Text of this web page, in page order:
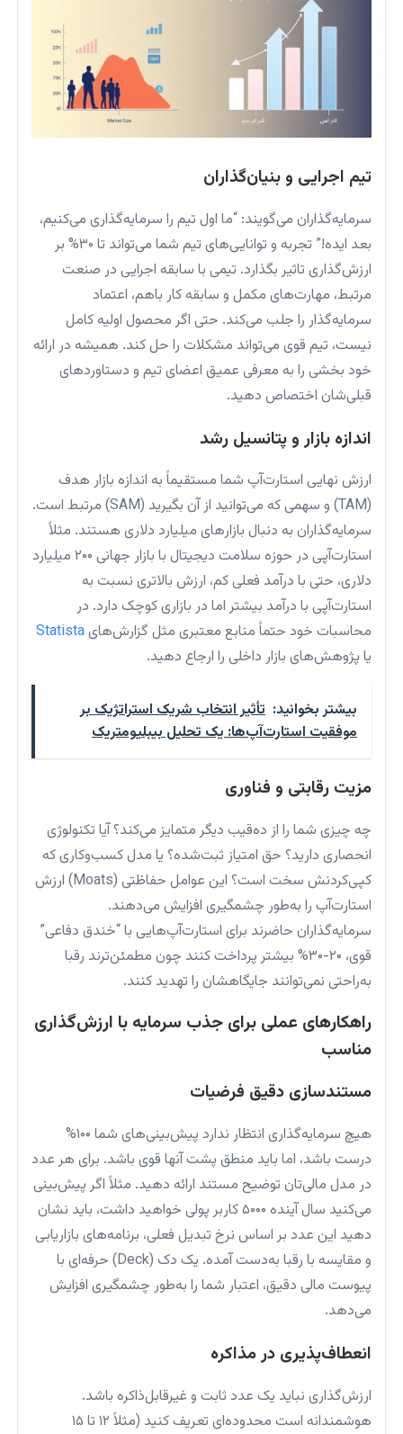
تیم اجرایی و بنیان‌گذاران
سرمایه‌گذاران می‌گویند: “ما اول تیم را سرمایه‌گذاری می‌کنیم،
بعد ایده!” تجربه و توانایی‌های تیم شما می‌تواند تا ۳۰% بر
ارزش‌گذاری تاثیر بگذارد. تیمی با سابقه اجرایی در صنعت
مرتبط، مهارت‌های مکمل و سابقه کار با‌هم، اعتماد
سرمایه‌گذار را جلب می‌کند. حتی اگر محصول اولیه کامل
نیست، تیم قوی می‌تواند مشکلات را حل کند. همیشه در ارائه
خود بخشی را به معرفی عمیق اعضای تیم و دستاوردهای
قبلی‌شان اختصاص دهید.
اندازه بازار و پتانسیل رشد
ارزش نهایی استارت‌آپ شما مستقیماً به اندازه بازار هدف
(TAM) و سهمی که می‌توانید از آن بگیرید (SAM) مرتبط است.
سرمایه‌گذاران به دنبال بازارهای میلیارد دلاری هستند. مثلاً
استارت‌آپی در حوزه سلامت دیجیتال با بازار جهانی ۲۰۰ میلیارد
دلاری، حتی با درآمد فعلی کم، ارزش بالاتری نسبت به
استارت‌آپی با درآمد بیشتر اما در بازاری کوچک دارد. در
محاسبات خود حتماً منابع معتبری مثل گزارش‌هایStatista
یا پژوهش‌های بازار داخلی را ارجاع دهید.
بیشتر بخوانید: تأثیر انتخاب شریک استراتژیک بر
موفقیت استارت‌آپ‌ها: یک تحلیل بیبلیومتریک
مزیت رقابتی و فناوری
چه چیزی شما را از ده‌قیب دیگر متمایز می‌کند؟ آیا تکنولوژی
انحصاری دارید؟ حق امتیاز ثبت‌شده؟ یا مدل کسب‌وکاری که
کپی‌کردنش سخت است؟ این عوامل حفاظتی (Moats) ارزش
استارت‌آپ را به‌طور چشمگیری افزایش می‌دهند.
سرمایه‌گذاران حاضرند برای استارت‌آپ‌هایی با “خندق دفاعی”
قوی، ۲۰-۳۰% بیشتر پرداخت کنند چون مطمئن‌ترند رقبا
به‌راحتی نمی‌توانند جایگاهشان را تهدید کنند.
راهکارهای عملی برای جذب سرمایه با ارزش‌گذاری
مناسب
مستندسازی دقیق فرضیات
هیچ سرمایه‌گذاری انتظار ندارد پیش‌بینی‌های شما ۱۰۰%
درست باشد، اما باید منطق پشت آنها قوی باشد. برای هر عدد
در مدل مالی‌تان توضیح مستند ارائه دهید. مثلاً اگر پیش‌بینی
می‌کنید سال آینده ۵۰۰۰ کاربر پولی خواهید داشت، باید نشان
دهید این عدد بر اساس نرخ تبدیل فعلی، برنامه‌های بازاریابی
و مقایسه با رقبا به‌دست آمده. یک دک (Deck) حرفه‌ای با
پیوست مالی دقیق، اعتبار شما را به‌طور چشمگیری افزایش
می‌دهد.
انعطاف‌پذیری در مذاکره
ارزش‌گذاری نباید یک عدد ثابت و غیرقابل‌ذاکره باشد.
هوشمندانه است محدوده‌ای تعریف کنید (مثلاً ۱۲ تا ۱۵